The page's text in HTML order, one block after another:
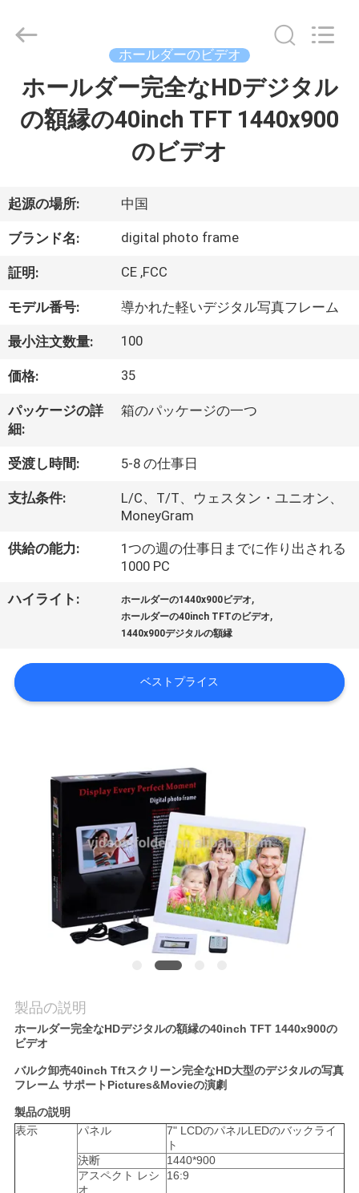
家
私
達
に
つ
て
旅
行
品
管
理
い
引
用
を
2014
Videoinfolder
Technology
Rights
ホールダーのビデオ
ホールダー完全なHDデジタル
の額縁の40inch TFT 1440x900
のビデオ
起源の場所: 中国
ブランド名: digital photo frame
証明: CE ,FCC
モデル番号: 導かれた軽いデジタル写真フレーム
最小注文数量: 100
価格: 35
パッケージの詳
細:
箱のパッケージの一つ
受渡し時間: 5-8 の仕事日
支払条件:
L/C、T/T、ウェスタン・ユニオン、
MoneyGram
供給の能力:
1つの週の仕事日までに作り出される
1000 PC
ハイライト: ホールダーの1440x900ビデオ,
ホールダーの40inch TFTのビデオ,
1440x900デジタルの額縁
ベストプライス
製品の説明
ホールダー完全なHDデジタルの額縁の40inch TFT 1440x900の
ビデオ
バルク卸売40inch Tftスクリーン完全なHD大型のデジタルの写真
フレーム サポートPictures&Movieの演劇
製品の説明
表示
パネル
7" LCDのパネルLEDのバックライ
ト
決断
1440*900
アスペクト レシ
オ
16:9